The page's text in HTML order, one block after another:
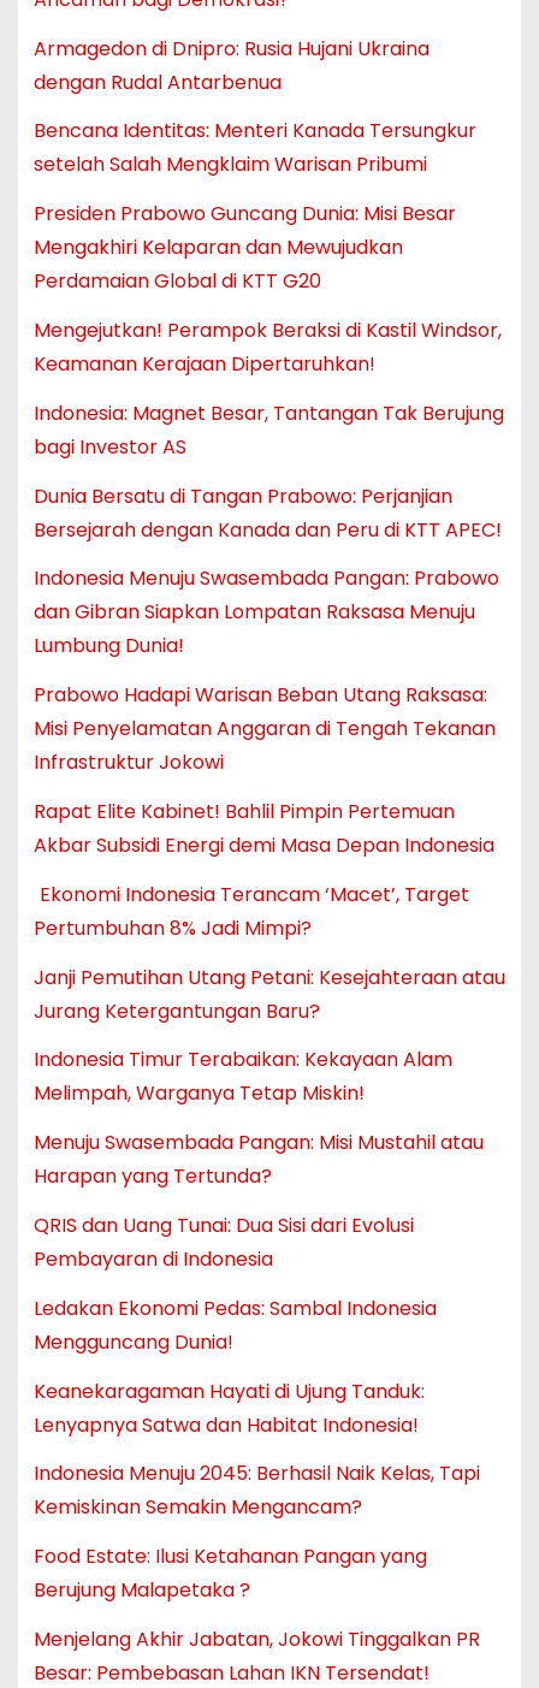
Armagedon di Dnipro: Rusia Hujani Ukraina
dengan Rudal Antarbenua
Bencana Identitas: Menteri Kanada Tersungkur
setelah Salah Mengklaim Warisan Pribumi
Presiden Prabowo Guncang Dunia: Misi Besar
Mengakhiri Kelaparan dan Mewujudkan
Perdamaian Global di KTT G20
Mengejutkan! Perampok Beraksi di Kastil Windsor,
Keamanan Kerajaan Dipertaruhkan!
Indonesia: Magnet Besar, Tantangan Tak Berujung
bagi Investor AS
Dunia Bersatu di Tangan Prabowo: Perjanjian
Bersejarah dengan Kanada dan Peru di KTT APEC!
Indonesia Menuju Swasembada Pangan: Prabowo
dan Gibran Siapkan Lompatan Raksasa Menuju
Lumbung Dunia!
Prabowo Hadapi Warisan Beban Utang Raksasa:
Misi Penyelamatan Anggaran di Tengah Tekanan
Infrastruktur Jokowi
Rapat Elite Kabinet! Bahlil Pimpin Pertemuan
Akbar Subsidi Energi demi Masa Depan Indonesia
Ekonomi Indonesia Terancam ‘Macet’, Target
Pertumbuhan 8% Jadi Mimpi?
Janji Pemutihan Utang Petani: Kesejahteraan atau
Jurang Ketergantungan Baru?
Indonesia Timur Terabaikan: Kekayaan Alam
Melimpah, Warganya Tetap Miskin!
Menuju Swasembada Pangan: Misi Mustahil atau
Harapan yang Tertunda?
QRIS dan Uang Tunai: Dua Sisi dari Evolusi
Pembayaran di Indonesia
Ledakan Ekonomi Pedas: Sambal Indonesia
Mengguncang Dunia!
Keanekaragaman Hayati di Ujung Tanduk:
Lenyapnya Satwa dan Habitat Indonesia!
Indonesia Menuju 2045: Berhasil Naik Kelas, Tapi
Kemiskinan Semakin Mengancam?
Food Estate: Ilusi Ketahanan Pangan yang
Berujung Malapetaka ?
Menjelang Akhir Jabatan, Jokowi Tinggalkan PR
Besar: Pembebasan Lahan IKN Tersendat!